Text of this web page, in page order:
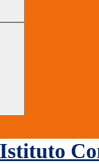
Istituto